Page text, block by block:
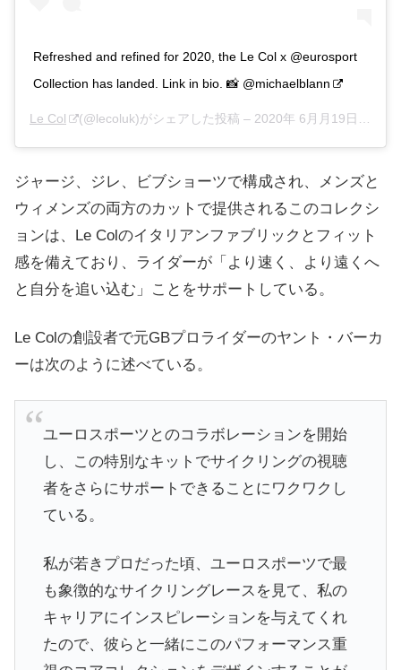
Refreshed and refined for 2020, the Le Col x @eurosport
Collection has landed. Link in bio. 📸 @michaelblann
Le Col (@lecoluk)がシェアした投稿 – 2020年 6月月19日午前7時30分PDT
ジャージ、ジレ、ビブショーツで構成され、メンズと
ウィメンズの両方のカットで提供されるこのコレクシ
ョンは、Le Colのイタリアンファブリックとフィット
感を備えており、ライダーが「より速く、より遠くへ
と自分を追い込む」ことをサポートしている。
Le Colの創設者で元GBプロライダーのヤント・バーカ
ーは次のように述べている。
ユーロスポーツとのコラボレーションを開始
し、この特別なキットでサイクリングの視聴
者をさらにサポートできることにワクワクし
ている。
私が若きプロだった頃、ユーロスポーツで最
も象徴的なサイクリングレースを見て、私の
キャリアにインスピレーションを与えてくれ
たので、彼らと一緒にこのパフォーマンス重